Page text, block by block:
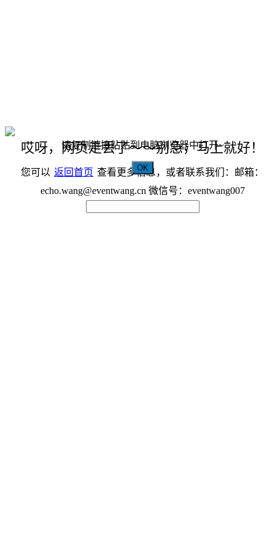
哎呀，网页走丢了～～别急，马上就好！
您可以 返回首页 查看更多信息，或者联系我们：邮箱：
echo.wang@eventwang.cn 微信号：eventwang007
请复制链接粘贴到电脑浏览器中打开~
OK